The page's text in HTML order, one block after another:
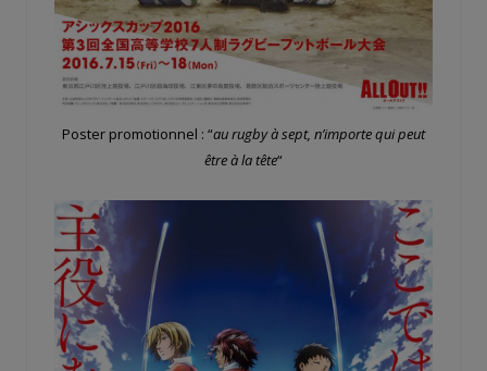
Poster promotionnel : “au rugby à sept, n’importe qui peut
être à la tête“